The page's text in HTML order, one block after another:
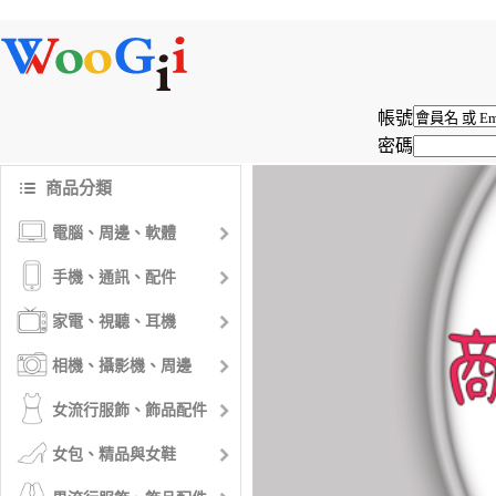
帳號
密碼
商品分類
電腦、周邊、軟體
手機、通訊、配件
家電、視聽、耳機
相機、攝影機、周邊
女流行服飾、飾品配件
女包、精品與女鞋